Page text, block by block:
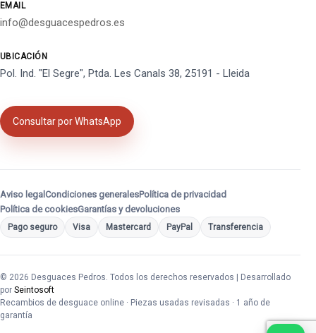
EMAIL
info@desguacespedros.es
UBICACIÓN
Pol. Ind. "El Segre", Ptda. Les Canals 38, 25191 - Lleida
Consultar por WhatsApp
Aviso legal Condiciones generalesPolítica de privacidad
Política de cookiesGarantías y devoluciones
Pago seguro Visa Mastercard PayPal Transferencia
© 2026 Desguaces Pedros. Todos los derechos reservados | Desarrollado
por Seintosoft
Recambios de desguace online · Piezas usadas revisadas · 1 año de
garantía